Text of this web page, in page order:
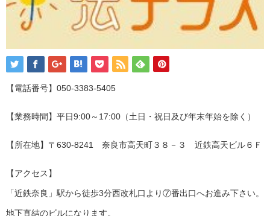
【電話番号】050-3383-5405
【業務時間】平日9:00～17:00（土日・祝日及び年末年始を除く）
【所在地】〒630-8241 奈良市高天町３８－３ 近鉄高天ビル６Ｆ
【アクセス】
「近鉄奈良」駅から徒歩3分西改札口より⑦番出口へお進み下さい。
地下直結のビルになります。